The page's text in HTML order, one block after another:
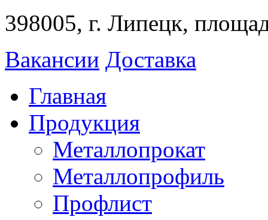
398005, г. Липецк,
Вакансии Доставка
Главная
Продукция
Металлопрокат
Металлопрофиль
Профлист